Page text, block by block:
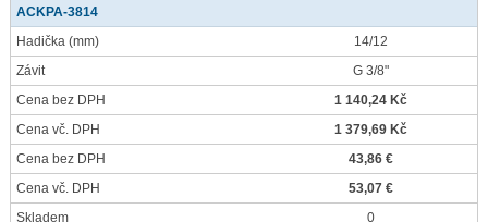
ACKPA-3814
Hadička (mm)
14/12
Závit
G 3/8"
Cena bez DPH
1 140,24 Kč
Cena vč. DPH
1 379,69 Kč
Cena bez DPH
43,86 €
Cena vč. DPH
53,07 €
Skladem
0